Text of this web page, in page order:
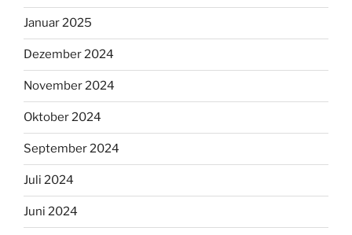
Januar 2025
Dezember 2024
November 2024
Oktober 2024
September 2024
Juli 2024
Juni 2024